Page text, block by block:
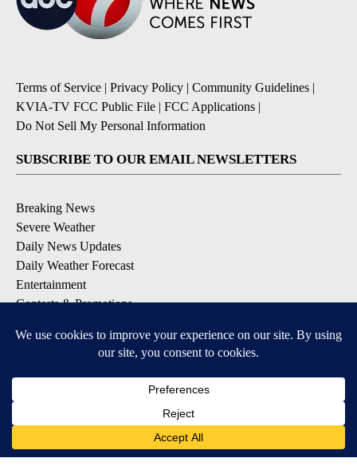
Terms of Service | Privacy Policy | Community Guidelines |
KVIA-TV FCC Public File | FCC Applications |
Do Not Sell My Personal Information
SUBSCRIBE TO OUR EMAIL NEWSLETTERS
Breaking News
Severe Weather
Daily News Updates
Daily Weather Forecast
Entertainment
Contests & Promotions
DOWNLOAD OUR APPS
Available for iOS and Android